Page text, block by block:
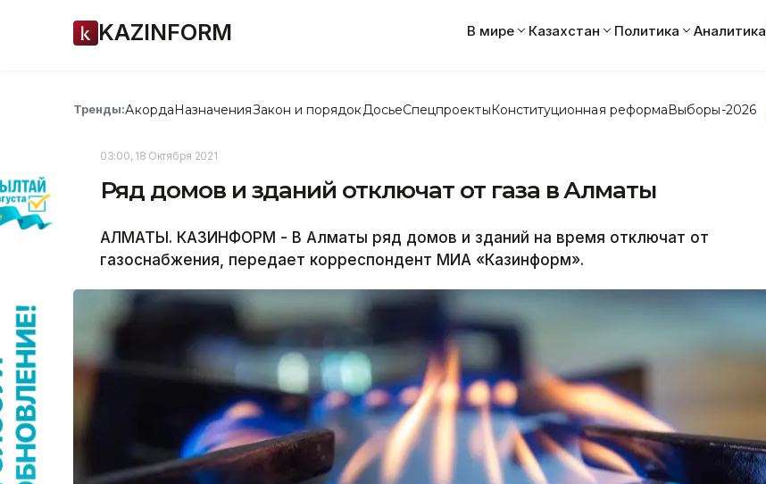
KAZINFORM В мире Казахстан Политика Аналитика
Тренды:АкордаНазначенияЗакон и порядок ДосьеСпецпроектыКонституционная реформаВыборы-2026
03:00, 18 Октября 2021
Ряд домов и зданий отключат от газа в Алматы
АЛМАТЫ. КАЗИНФОРМ - В Алматы ряд домов и зданий на время отключат от
газоснабжения, передает корреспондент МИА «Казинформ».